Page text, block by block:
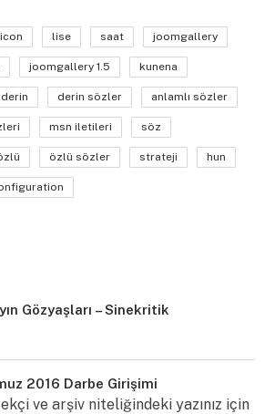
icon lise saat joomgallery
joomgallery 1.5 kunena
derin derin sözler anlamlı sözler
msn iletileri söz
özlü sözler strateji hun
Gözyaşları – Sinekritik
2016 Darbe Girişimi
ve arşiv niteliğindeki yazınız için